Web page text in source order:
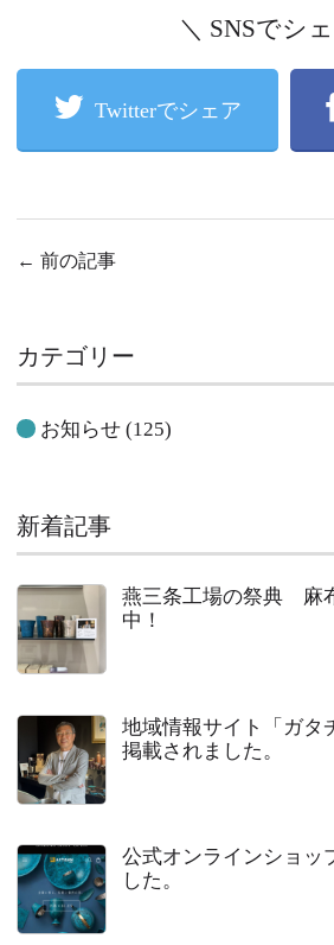
＼ SNSでシ
Twitterでシェア
← 前の記事
カテゴリー
お知らせ (125)
新着記事
燕三条工場の祭典 麻
中！
地域情報サイト「ガタ
掲載されました。
公式オンラインショッ
した。